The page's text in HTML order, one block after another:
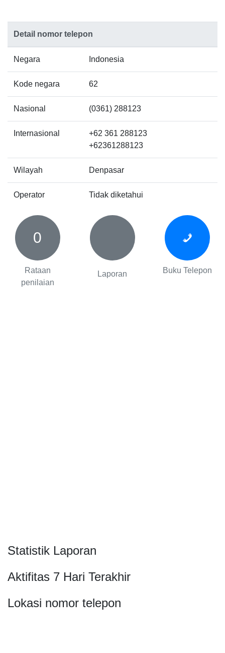
Detail nomor telepon
Negara Indonesia
Kode negara 62
Nasional (0361) 288123
Internasional
+62 361 288123
+62361288123
Wilayah Denpasar
Operator Tidak diketahui
0
Rataan
penilaian
Laporan Buku Telepon
Statistik Laporan
Aktifitas 7 Hari Terakhir
Lokasi nomor telepon